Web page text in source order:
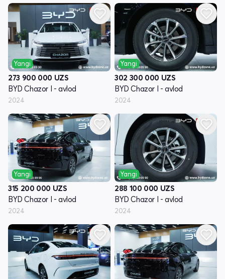
Yangi
273 900 000 UZS
BYD Chazor I - avlod
2024
Yangi
302 300 000 UZS
BYD Chazor I - avlod
2024
Yangi
315 200 000 UZS
BYD Chazor I - avlod
2024
Yangi
288 100 000 UZS
BYD Chazor I - avlod
2024